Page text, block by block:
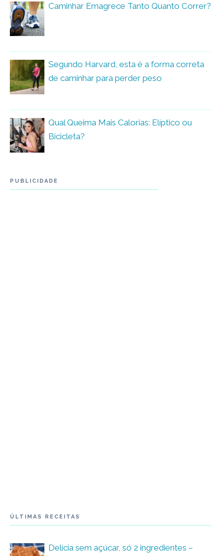
Caminhar Emagrece Tanto Quanto Correr?
Segundo Harvard, esta é a forma correta
de caminhar para perder peso
Qual Queima Mais Calorias: Elíptico ou
Bicicleta?
PUBLICIDADE
ÚLTIMAS RECEITAS
Delícia sem açúcar, só 2 ingredientes –